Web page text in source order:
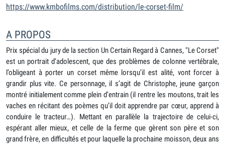
https://www.kmbofilms.com/distribution/le-corset-film/
A PROPOS
Prix spécial du jury de la section Un Certain Regard à Cannes, "Le Corset"
est un portrait d’adolescent, que des problèmes de colonne vertébrale,
l’obligeant à porter un corset même lorsqu’il est alité, vont forcer à
grandir plus vite. Ce personnage, il s’agit de Christophe, jeune garçon
montré initialement comme plein d’entrain (il rentre les moutons, trait les
vaches en récitant des poèmes qu’il doit apprendre par cœur, apprend à
conduire le tracteur…). Mettant en parallèle la trajectoire de celui-ci,
espérant aller mieux, et celle de la ferme que gèrent son père et son
grand frère, en difficultés et pour laquelle la prochaine moisson, deux ans